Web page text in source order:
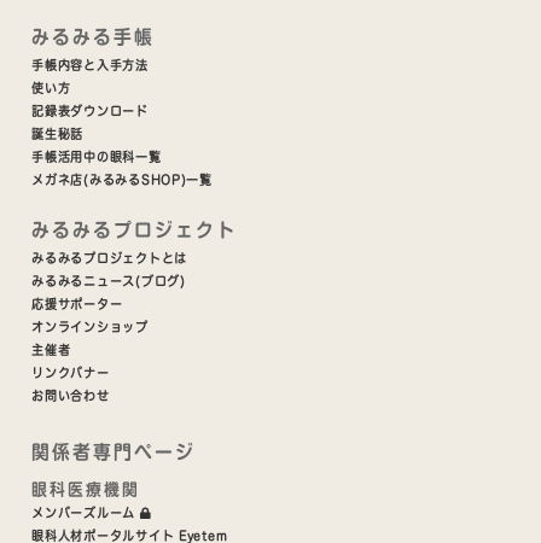
みるみる手帳
手帳内容と入手方法
使い方
記録表ダウンロード
誕生秘話
手帳活用中の眼科一覧
メガネ店(みるみるSHOP)一覧
みるみるプロジェクト
みるみるプロジェクトとは
みるみるニュース(ブログ)
応援サポーター
オンラインショップ
主催者
リンクバナー
お問い合わせ
関係者専門ページ
眼科医療機関
メンバーズルーム
眼科人材ポータルサイト Eyetem